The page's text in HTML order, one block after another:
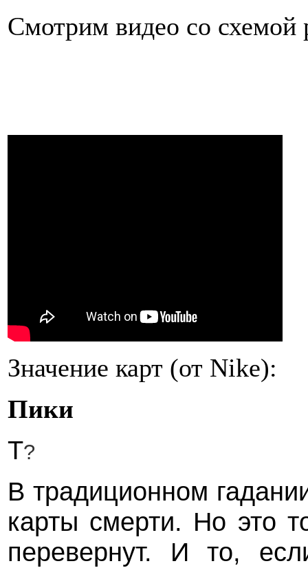
Смотрим видео со схемой
Значение карт (от Nike):
Пики
Т?
В традиционном
карты смерти. Но это
перевернут. И то,